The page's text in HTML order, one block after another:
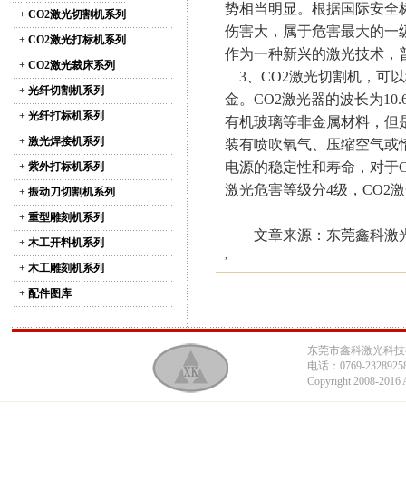
+ CO2激光切割机系列
+ CO2激光打标机系列
+ CO2激光裁床系列
+ 光纤切割机系列
+ 光纤打标机系列
+ 激光焊接机系列
+ 紫外打标机系列
+ 振动刀切割机系列
+ 重型雕刻机系列
+ 木工开料机系列
+ 木工雕刻机系列
+ 配件图库
势相当明显。根据国际安全
伤害大，属于危害最大的一
作为一种新兴的激光技术，
3、CO2激光切割机，可以
金。CO2激光器的波长为
有机玻璃等非金属材料，但
装有喷吹氧气、压缩空气或
电源的稳定性和寿命，对于
激光危害等级分4级，CO2
文章来源：东莞鑫科激
,
东莞市鑫科激光科
电话：0769-
Copyright 2008-2016